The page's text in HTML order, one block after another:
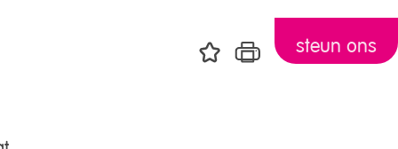
steun ons